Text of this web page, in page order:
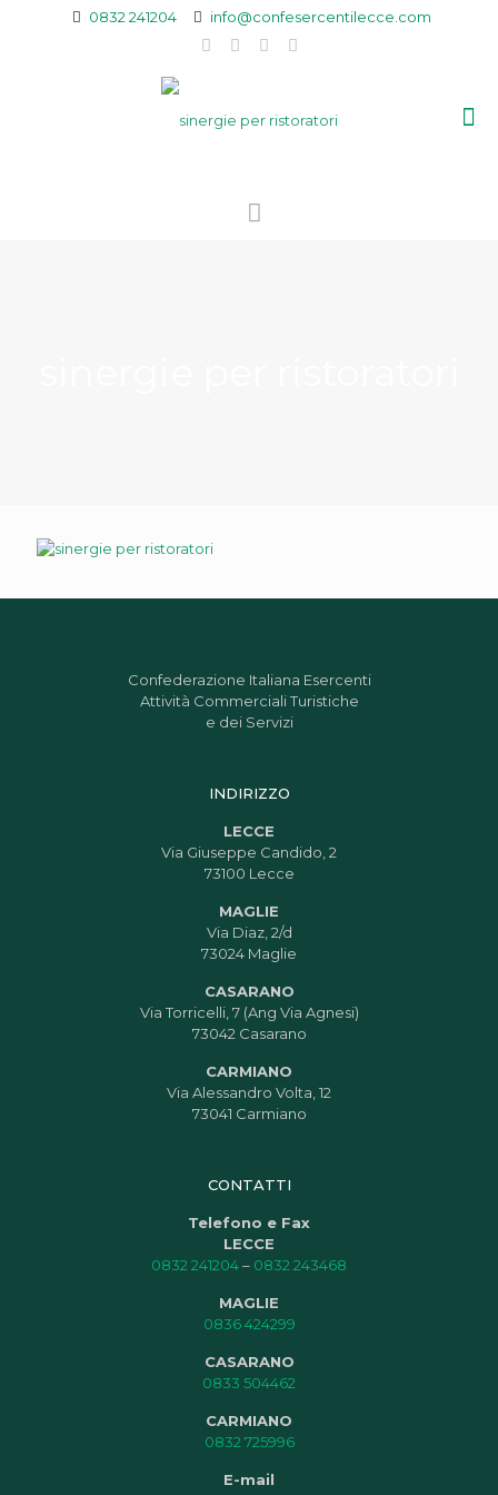
0832 241204 info@confesercentilecce.com
Confederazione Italiana Esercenti
Attività Commerciali Turistiche
e dei Servizi
INDIRIZZO
LECCE
Via Giuseppe Candido, 2
73100 Lecce
MAGLIE
Via Diaz, 2/d
73024 Maglie
CASARANO
Via Torricelli, 7 (Ang Via Agnesi)
73042 Casarano
CARMIANO
Via Alessandro Volta, 12
73041 Carmiano
CONTATTI
Telefono e Fax
LECCE
0832 241204– 0832 243468
MAGLIE
0836 424299
CASARANO
0833 504462
CARMIANO
0832 725996
E-mail